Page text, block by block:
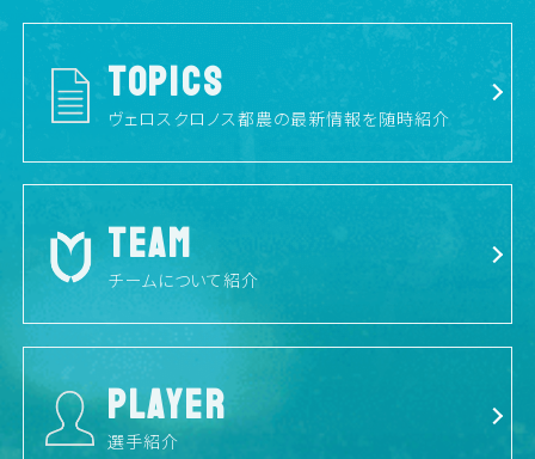
TOPICS
ヴェロスクロノス都農の最新情報を随時紹介
TEAM
チームについて紹介
PLAYER
選手紹介